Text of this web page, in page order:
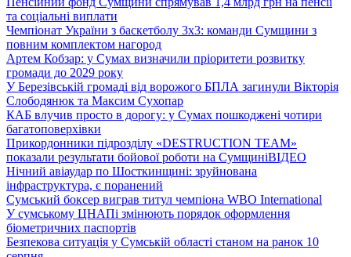
та соціальні виплати
Чемпіонат України з баскетболу 3х3: команди Сумщини з
повним комплектом нагород
Артем Кобзар: у Сумах визначили пріоритети розвитку
громади до 2029 року
У Березівській громаді від ворожого БПЛА загинули Вікторія
Слободянюк та Максим Сухопар
КАБ влучив просто в дорогу: у Сумах пошкоджені чотири
багатоповерхівки
Прикордонники підрозділу «DESTRUCTION TEAM»
показали результати бойової роботи на СумщиніВІДЕО
Нічний авіаудар по Шосткинщині: зруйнована
інфраструктура, є поранений
Сумський боксер виграв титул чемпіона WBO International
У сумському ЦНАПі змінюють порядок оформлення
біометричних паспортів
Безпекова ситуація у Сумській області станом на ранок 10